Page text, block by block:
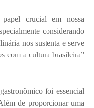
papel crucial em nossa
considerando
nos sustenta e serve
com a cultura brasileira”
foi essencial
de proporcionar uma